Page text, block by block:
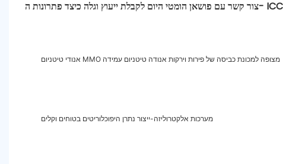
אנודי טיטניום MMO מצופה למכונת כביסה של פירות וירקות אנודה טיטניום עמידה
מערכות אלקטרוליזה-ייצור נתרן היפוכלוריטים בטוחים וקלים